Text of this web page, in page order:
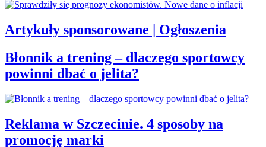
Artykuły sponsorowane | Ogłoszenia
Błonnik a trening – dlaczego sportowcy
powinni dbać o jelita?
Reklama w Szczecinie. 4 sposoby na
promocję marki